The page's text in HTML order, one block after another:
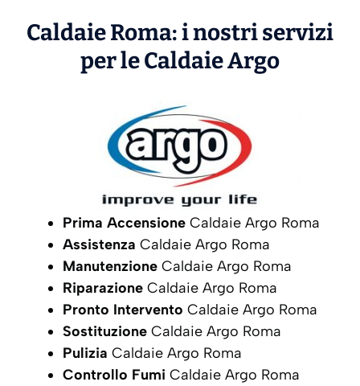
Caldaie Roma: i nostri servizi
per le CaldaieArgo
Prima Accensione Caldaie Argo Roma
Assistenza Caldaie Argo Roma
Manutenzione Caldaie Argo Roma
Riparazione Caldaie Argo Roma
Pronto Intervento Caldaie Argo Roma
Sostituzione Caldaie Argo Roma
Pulizia Caldaie Argo Roma
Controllo Fumi Caldaie Argo Roma